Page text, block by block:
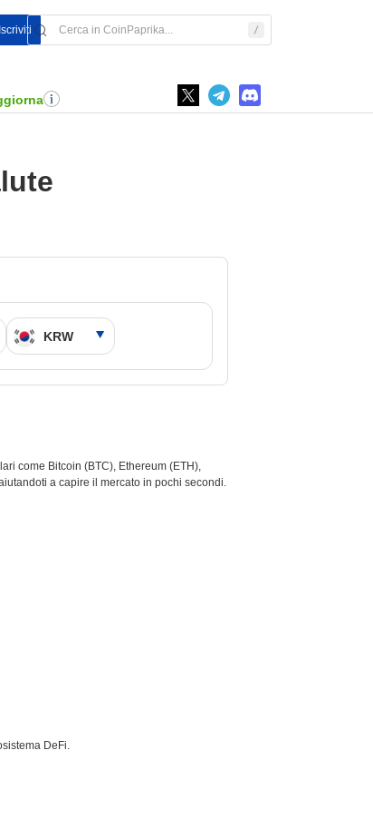
come Bitcoin (BTC), Ethereum (ETH),
a capire il mercato in pochi secondi.
DeFi.